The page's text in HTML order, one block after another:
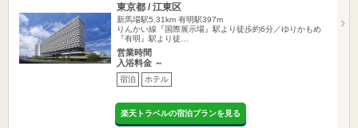
東京都 / 江東区
新馬場駅5.31km 有明駅397m
りんかい線『国際展示場』駅より徒歩約6分／ゆりかもめ
『有明』駅より徒…
営業時間
入浴料金 ～
宿泊 ホテル
楽天トラベルの宿泊プランを見る